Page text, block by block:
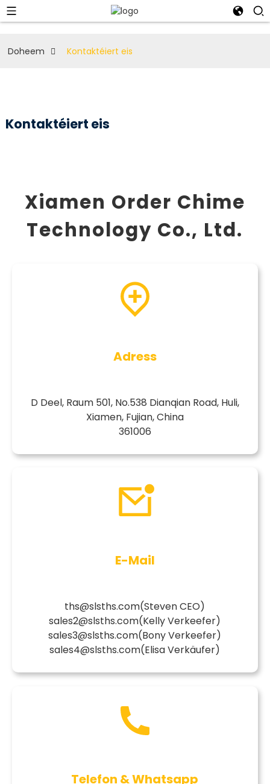
Doheem Kontaktéiert eis
Kontaktéiert eis
Xiamen Order Chime
Technology Co., Ltd.
Adress
D Deel, Raum 501, No.538 Dianqian Road, Huli,
Xiamen, Fujian, China
361006
E-Mail
ths@slsths.com(Steven CEO)
sales2@slsths.com(Kelly Verkeefer)
sales3@slsths.com(Bony Verkeefer)
sales4@slsths.com(Elisa Verkäufer)
Telefon & Whatsapp